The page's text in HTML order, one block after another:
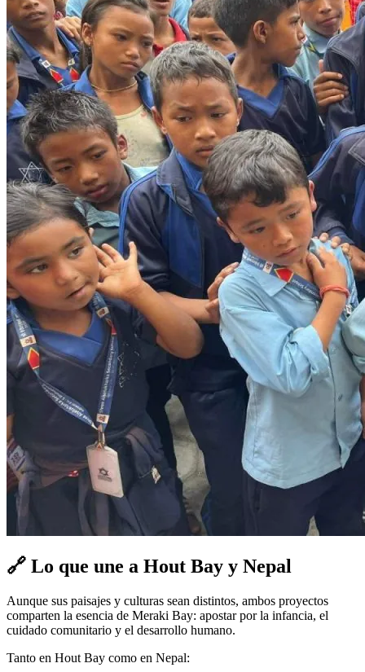
🔗 Lo que une a Hout Bay y Nepal
Aunque sus paisajes y culturas sean distintos, ambos proyectos
comparten la esencia de Meraki Bay: apostar por la infancia, el
cuidado comunitario y el desarrollo humano.
Tanto en Hout Bay como en Nepal: